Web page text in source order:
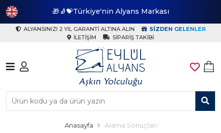
🎁🧦💝Türkiye'nin Alyans Markası
ALYANSINIZI 2 YIL GARANTI ALTINA ALIN
SIZDEN GELENLER
İLETIŞIM
SIPARIŞ TAKIBI
Anasayfa
Arama Sonuçları